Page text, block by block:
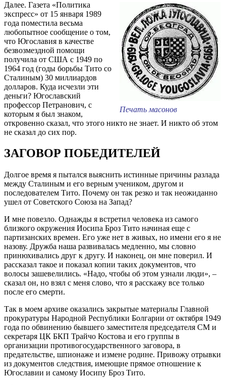
Печать масонов
Далее. Газета «Политика
экспресс» от 15 января 1989
года поместила весьма
любопытное сообщение о том,
что Югославия в качестве
безвозмездной помощи
получила от США с 1949 по
1964 год (годы борьбы Тито со
Сталиным) 30 миллиардов
долларов. Куда исчезли эти
деньги? Югославский
профессор Петранович, с
которым я был знаком,
откровенно сказал, что этого никто не знает. И никто об этом
не сказал до сих пор.
ЗАГОВОР ПОБЕДИТЕЛЕЙ
Долгое время я пытался выяснить истинные причины разлада
между Сталиным и его верным учеником, другом и
последователем Тито. Почему он так резко и так неожиданно
ушел от Советского Союза на Запад?
И мне повезло. Однажды я встретил человека из самого
близкого окружения Иосипа Броз Тито начиная еще с
партизанских времен. Его уже нет в живых, но имени его я не
назову. Дружба наша развивалась медленно, мы словно
принюхивались друг к другу. И наконец, он мне поверил. И
рассказал такое и показал копии таких документов, что
волосы зашевелились. «Надо, чтобы об этом узнали люди», –
сказал он, но взял с меня слово, что я расскажу все только
после его смерти.
Так в моем архиве оказались закрытые материалы Главной
прокуратуры Народной Республики Болгарии от октября 1949
года по обвинению бывшего заместителя председателя СМ и
секретаря ЦК БКП Трайчо Костова и его группы в
организации противогосударственного заговора, в
предательстве, шпионаже и измене родине. Привожу отрывки
из документов следствия, имеющие прямое отношение к
Югославии и самому Иосипу Броз Тито.